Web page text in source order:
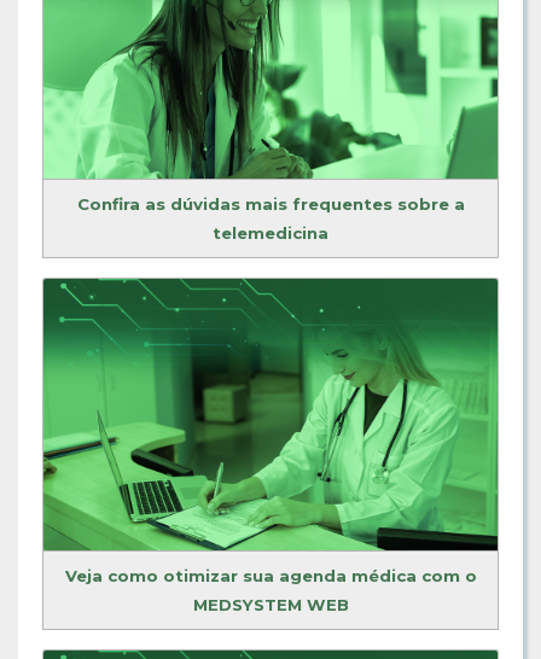
Confira as dúvidas mais frequentes sobre a
telemedicina
Veja como otimizar sua agenda médica com o
MEDSYSTEM WEB